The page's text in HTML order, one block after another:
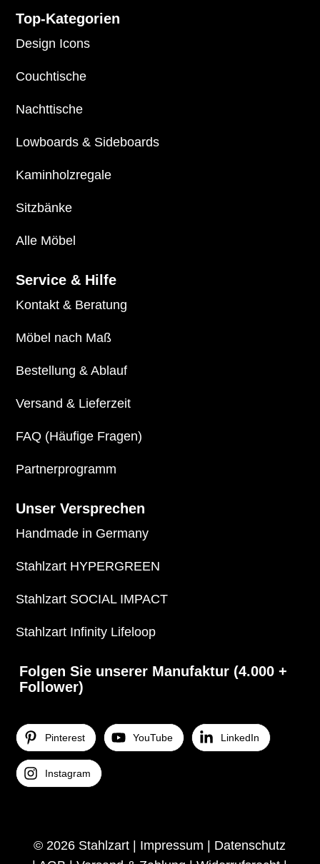
Top-Kategorien
Design Icons
Couchtische
Nachttische
Lowboards & Sideboards
Kaminholzregale
Sitzbänke
Alle Möbel
Service & Hilfe
Kontakt & Beratung
Möbel nach Maß
Bestellung & Ablauf
Versand & Lieferzeit
FAQ (Häufige Fragen)
Partnerprogramm
Unser Versprechen
Handmade in Germany
Stahlzart HYPERGREEN
Stahlzart SOCIAL IMPACT
Stahlzart Infinity Lifeloop
Folgen Sie unserer Manufaktur (4.000 +
Follower)
Pinterest YouTube LinkedIn
Instagram
© 2026 Stahlzart | Impressum | Datenschutz